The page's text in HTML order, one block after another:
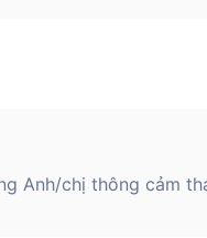
Anh/chị thông cảm